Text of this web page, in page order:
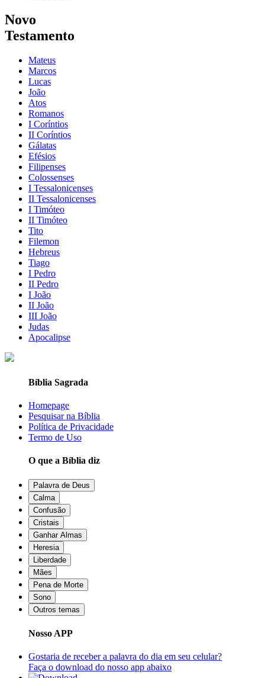
Novo
Testamento
Mateus
Marcos
Lucas
João
Atos
Romanos
I Coríntios
II Coríntios
Gálatas
Efésios
Filipenses
Colossenses
I Tessalonicenses
II Tessalonicenses
I Timóteo
II Timóteo
Tito
Filemon
Hebreus
Tiago
I Pedro
II Pedro
I João
II João
III João
Judas
Apocalipse
Bíblia Sagrada
Homepage
Pesquisar na Bíblia
Política de Privacidade
Termo de Uso
O que a Bíblia diz
Palavra de Deus
Calma
Confusão
Cristais
Ganhar Almas
Heresia
Liberdade
Mães
Pena de Morte
Sono
Outros temas
Nosso APP
Gostaria de receber a palavra do dia em seu celular?
Faça o download do nosso app abaixo